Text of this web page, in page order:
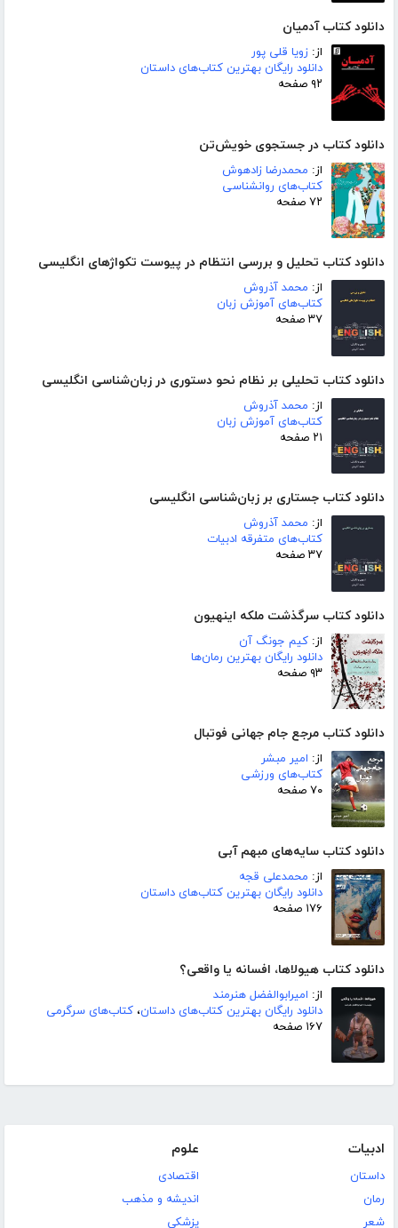
دانلود کتاب آدمیان
از: زویا قلی پور
دانلود رایگان بهترین کتاب‌های داستان
۹۲ صفحه
دانلود کتاب در جستجوی خویش‌تن
از: محمدرضا زادهوش
کتاب‌های روانشناسی
۷۲ صفحه
دانلود کتاب تحلیل و بررسی انتظام در پیوست تکواژهای انگلیسی
از: محمد آذروش
کتاب‌های آموزش زبان
۳۷ صفحه
دانلود کتاب تحلیلی بر نظام نحو دستوری در زبان‌شناسی انگلیسی
از: محمد آذروش
کتاب‌های آموزش زبان
۲۱ صفحه
دانلود کتاب جستاری بر زبان‌شناسی انگلیسی
از: محمد آذروش
کتاب‌های متفرقه ادبیات
۳۷ صفحه
دانلود کتاب سرگذشت ملکه اینهیون
از: کیم جونگ آن
دانلود رایگان بهترین رمان‌ها
۹۳ صفحه
دانلود کتاب مرجع جام جهانی فوتبال
از: امیر مبشر
کتاب‌های ورزشی
۷۰ صفحه
دانلود کتاب سایه‌های مبهم آبی
از: محمدعلی قجه
دانلود رایگان بهترین کتاب‌های داستان
۱۷۶ صفحه
دانلود کتاب هیولاها، افسانه یا واقعی؟
از: امیرابوالفضل هنرمند
دانلود رایگان بهترین کتاب‌های داستان، کتاب‌های سرگرمی
۱۶۷ صفحه
ادبیات
داستان
رمان
شعر
علوم
اقتصادی
اندیشه و مذهب
پزشکی